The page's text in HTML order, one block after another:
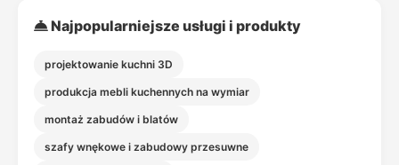
Najpopularniejsze usługi i produkty
projektowanie kuchni 3D
produkcja mebli kuchennych na wymiar
montaż zabudów i blatów
szafy wnękowe i zabudowy przesuwne